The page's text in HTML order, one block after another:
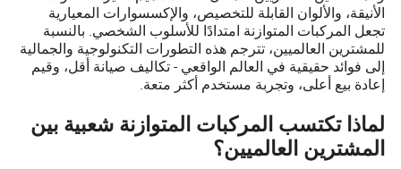
الأنيقة، والألوان القابلة للتخصيص، والإكسسوارات المعيارية
تجعل المركبات المتوازنة امتدادًا للأسلوب الشخصي. بالنسبة
للمشترين العالميين، تترجم هذه التطورات التكنولوجية والجمالية
إلى فوائد حقيقية في العالم الواقعي - تكاليف صيانة أقل، وقيم
إعادة بيع أعلى، وتجربة مستخدم أكثر متعة.
لماذا تكتسب المركبات المتوازنة شعبية بين
المشترين العالميين؟